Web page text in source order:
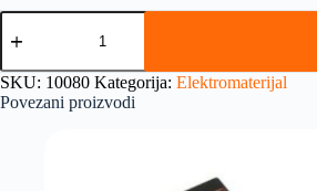
SKU: 10080 Kategorija: Elektromaterijal
Povezani proizvodi